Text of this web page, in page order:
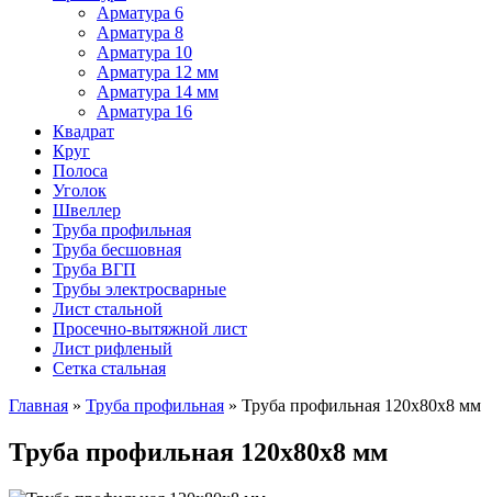
Арматура 6
Арматура 8
Арматура 10
Арматура 12 мм
Арматура 14 мм
Арматура 16
Квадрат
Круг
Полоса
Уголок
Швеллер
Труба профильная
Труба бесшовная
Труба ВГП
Трубы электросварные
Лист стальной
Просечно-вытяжной лист
Лист рифленый
Сетка стальная
Главная » Труба профильная » Труба профильная 120х80х8 мм
Труба профильная 120х80х8 мм